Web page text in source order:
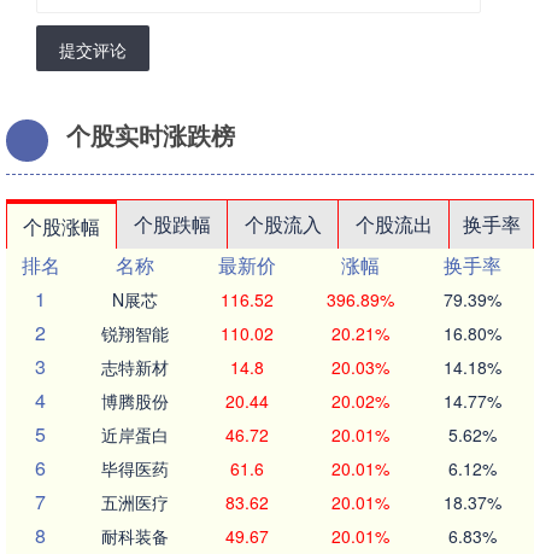
提交评论
个股实时涨跌榜
个股涨幅 个股跌幅 个股流入 个股流出
换手率
排名
名称 最新价 涨幅
换手率
1
N展芯 116.52 396.89% 79.39%
2 锐翔智能 110.02 20.21% 16.80%
3 志特新材 14.8 20.03% 14.18%
4 博腾股份 20.44 20.02% 14.77%
5 近岸蛋白 46.72 20.01% 5.62%
6 毕得医药 61.6 20.01% 6.12%
7 五洲医疗 83.62 20.01% 18.37%
8 耐科装备 49.67 20.01% 6.83%